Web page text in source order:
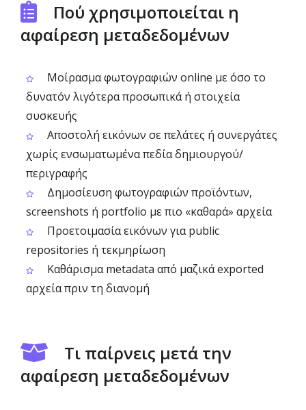
Πού χρησιμοποιείται η
αφαίρεση μεταδεδομένων
Μοίρασμα φωτογραφιών online με όσο το
δυνατόν λιγότερα προσωπικά ή στοιχεία
συσκευής
Αποστολή εικόνων σε πελάτες ή συνεργάτες
χωρίς ενσωματωμένα πεδία δημιουργού/
περιγραφής
Δημοσίευση φωτογραφιών προϊόντων,
screenshots ή portfolio με πιο «καθαρά» αρχεία
Προετοιμασία εικόνων για public
repositories ή τεκμηρίωση
Καθάρισμα metadata από μαζικά exported
αρχεία πριν τη διανομή
Τι παίρνεις μετά την
αφαίρεση μεταδεδομένων